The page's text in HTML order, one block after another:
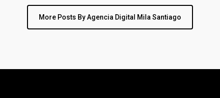
More Posts By Agencia Digital Mila Santiago